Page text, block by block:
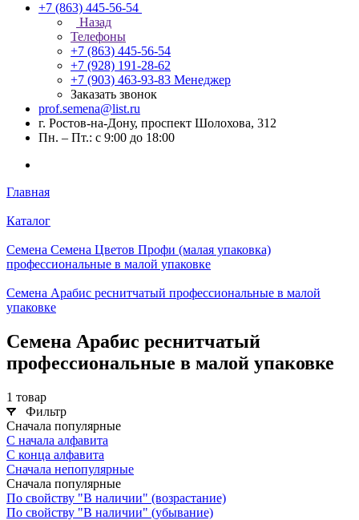
+7 (863) 445-56-54
Назад
Телефоны
+7 (863) 445-56-54
+7 (928) 191-28-62
+7 (903) 463-93-83 Менеджер
Заказать звонок
prof.semena@list.ru
г. Ростов-на-Дону, проспект Шолохова, 312
Пн. – Пт.: с 9:00 до 18:00
Главная
Каталог
Семена Семена Цветов Профи (малая упаковка)
профессиональные в малой упаковке
Семена Арабис реснитчатый профессиональные в малой
упаковке
Семена Арабис реснитчатый
профессиональные в малой упаковке
1 товар
Фильтр
Сначала популярные
С начала алфавита
С конца алфавита
Сначала непопулярные
Сначала популярные
По свойству "В наличии" (возрастание)
По свойству "В наличии" (убывание)